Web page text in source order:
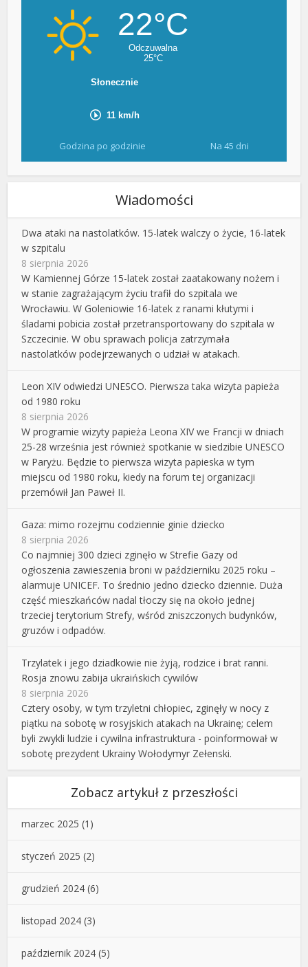
Godzina po godzinie Na 45 dni
Wiadomości
Dwa ataki na nastolatków. 15-latek walczy o życie, 16-latek
w szpitalu
8 sierpnia 2026
W Kamiennej Górze 15-latek został zaatakowany nożem i
w stanie zagrażającym życiu trafił do szpitala we
Wrocławiu. W Goleniowie 16-latek z ranami kłutymi i
śladami pobicia został przetransportowany do szpitala w
Szczecinie. W obu sprawach policja zatrzymała
nastolatków podejrzewanych o udział w atakach.
Leon XIV odwiedzi UNESCO. Pierwsza taka wizyta papieża
od 1980 roku
8 sierpnia 2026
W programie wizyty papieża Leona XIV we Francji w dniach
25-28 września jest również spotkanie w siedzibie UNESCO
w Paryżu. Będzie to pierwsza wizyta papieska w tym
miejscu od 1980 roku, kiedy na forum tej organizacji
przemówił Jan Paweł II.
Gaza: mimo rozejmu codziennie ginie dziecko
8 sierpnia 2026
Co najmniej 300 dzieci zginęło w Strefie Gazy od
ogłoszenia zawieszenia broni w październiku 2025 roku –
alarmuje UNICEF. To średnio jedno dziecko dziennie. Duża
część mieszkańców nadal tłoczy się na około jednej
trzeciej terytorium Strefy, wśród zniszczonych budynków,
gruzów i odpadów.
Trzylatek i jego dziadkowie nie żyją, rodzice i brat ranni.
Rosja znowu zabija ukraińskich cywilów
8 sierpnia 2026
Cztery osoby, w tym trzyletni chłopiec, zginęły w nocy z
piątku na sobotę w rosyjskich atakach na Ukrainę; celem
byli zwykli ludzie i cywilna infrastruktura - poinformował w
sobotę prezydent Ukrainy Wołodymyr Zełenski.
Zobacz artykuł z przeszłości
marzec 2025 (1)
styczeń 2025 (2)
grudzień 2024 (6)
listopad 2024 (3)
październik 2024 (5)